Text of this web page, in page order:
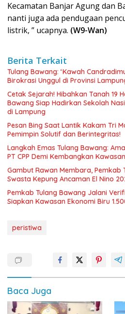
Kecamatan Banjar Agung dan
nanti juga ada pendugaan
listrik, ” ucapnya. (W9-Wan)
Berita Terkait
Tulang Bawang: ‘Kawah
Birokrasi Unggul di Provinsi
Cetak Sejarah! Hibahkan Tanah 19
Bawang Siap Hadirkan Sekolah
di Lampung
Pesan Bing Saat Lantik Kakam Tri
Pemimpin Solutif dan Berintegritas!
Langkah Emas Tulang Bawang:
PT CPP Demi Kembangkan
Gambut Rawan Membara, Pemkab
Swasta Kepung Ancaman El Nino
Pemkab Tulang Bawang Jalani
Siapkan Kawasan Ekonomi Biru
peristiwa
Baca Juga